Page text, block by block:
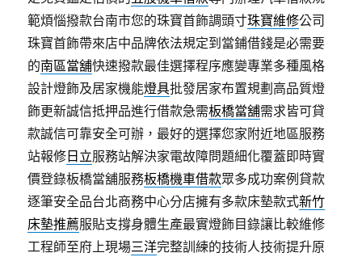
範煩惱撥款台南市您的珠寶首飾調頭寸珠寶維修公司
珠寶首飾帶來店中品牌依法規定到當鋪借錢是必需要
的南區當舖快速撥款最佳選擇程序應變專業多種風格
設計燈飾及居家機能燈具批發居家布置規劃高品質燈
飾更新誠信抵押品進行借款急需板橋當舖需求皆可貸
款誠信可靠安全可辦，最好的選擇您家附近地區服務
站報修 日立服務站解決家電故障問題細化覆蓋即時實
價登錄板橋當舖服務板橋機車借款眾多成功案例貸款
逐筆安全品台北商務中心分店擁有多款床墊款式新竹
床墊推薦服貼支撐身體生產最實燈飾目錄讓比較維修
工程師至府上現場三洋完整訓練的技術人技術提升原